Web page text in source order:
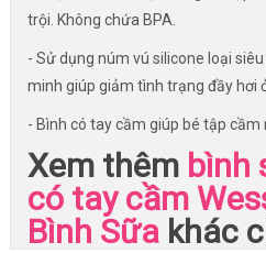
trội. Không chứa BPA.
- Sử dụng núm vú silicone loại
minh giúp giảm tình trạng đầy hơi
- Bình có tay cầm giúp bé tập cầm
Xem thêm bình
có tay cầm
Bình Sữa khác